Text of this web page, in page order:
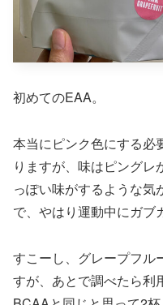
初めてのEAA。
本当にピンク色にする必
りますが、味はピング
っぽい味がするような
で、やはり運動中にガブ
すこーし、グレープフル
すが、あとで調べたら利